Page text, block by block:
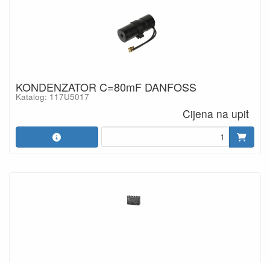
KONDENZATOR C=80mF DANFOSS
Katalog: 117U5017
Cijena na upit